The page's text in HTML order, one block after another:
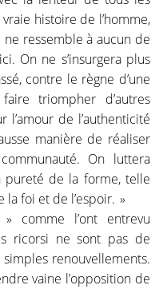
histoire de l’homme,
ressemble à aucun de
On ne s’insurgera plus
contre le règne d’une
triompher d’autres
l’amour de l’authenticité
manière de réaliser
On luttera
de la forme, telle
la foi et de l’espoir. »
comme l’ont entrevu
ricorsi ne sont pas de
renouvellements.
vaine l’opposition de